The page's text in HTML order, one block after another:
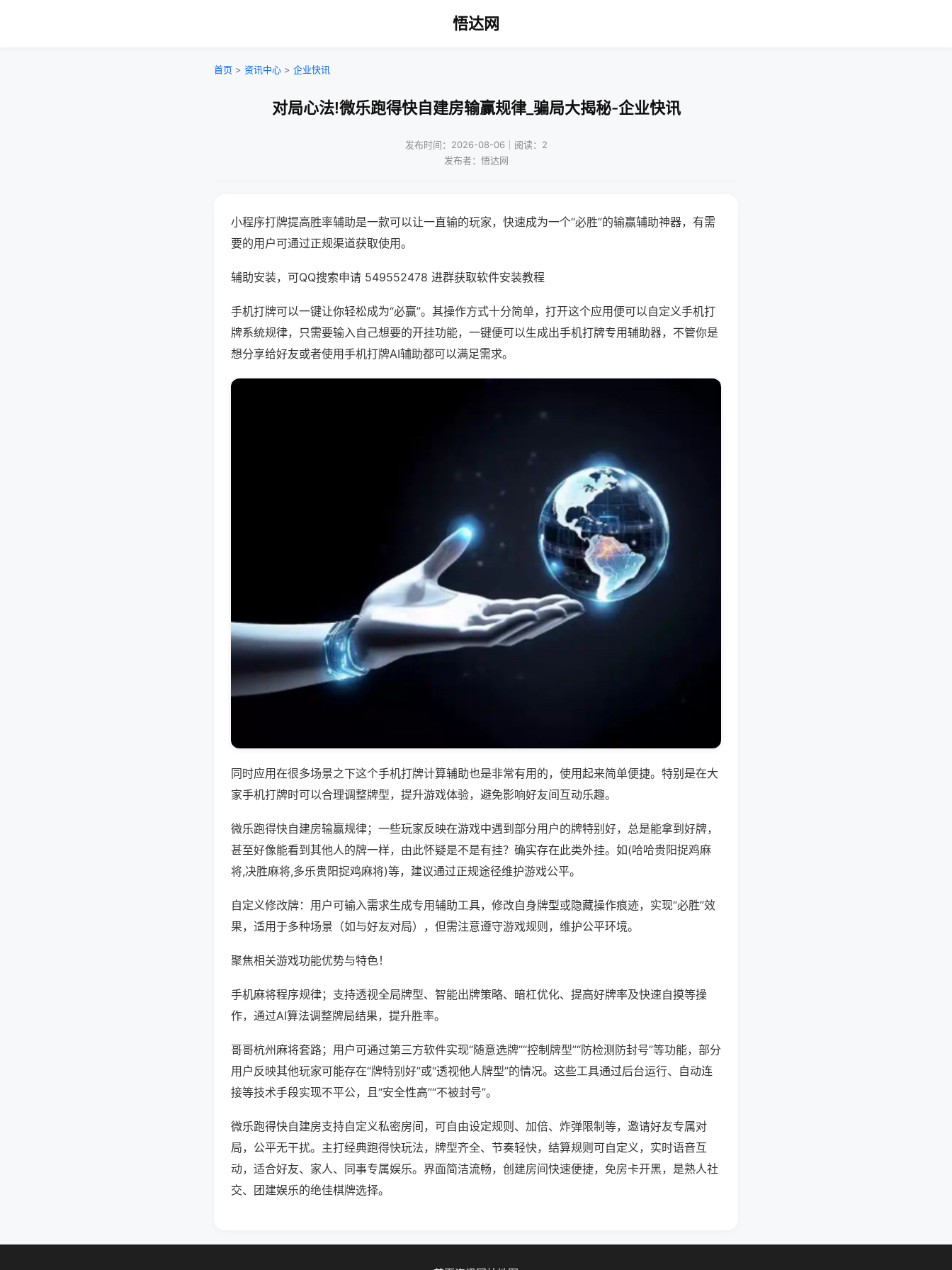
悟达网
首页 > 资讯中心 > 企业快讯
对局心法!微乐跑得快自建房输赢规律_骗局大揭秘-企业快讯
发布时间：2026-08-06｜阅读：2
发布者：悟达网
小程序打牌提高胜率辅助是一款可以让一直输的玩家，快速成为一个“必胜”的输赢辅助神器，有需
要的用户可通过正规渠道获取使用。
辅助安装，可QQ搜索申请 549552478 进群获取软件安装教程
手机打牌可以一键让你轻松成为“必赢”。其操作方式十分简单，打开这个应用便可以自定义手机打
牌系统规律，只需要输入自己想要的开挂功能，一键便可以生成出手机打牌专用辅助器，不管你是
想分享给好友或者使用手机打牌AI辅助都可以满足需求。
同时应用在很多场景之下这个手机打牌计算辅助也是非常有用的，使用起来简单便捷。特别是在大
家手机打牌时可以合理调整牌型，提升游戏体验，避免影响好友间互动乐趣。
微乐跑得快自建房输赢规律；一些玩家反映在游戏中遇到部分用户的牌特别好，总是能拿到好牌，
甚至好像能看到其他人的牌一样，由此怀疑是不是有挂？确实存在此类外挂。如(哈哈贵阳捉鸡麻
将,决胜麻将,多乐贵阳捉鸡麻将)等，建议通过正规途径维护游戏公平。
自定义修改牌：用户可输入需求生成专用辅助工具，修改自身牌型或隐藏操作痕迹，实现“必胜”效
果，适用于多种场景（如与好友对局），但需注意遵守游戏规则，维护公平环境。
聚焦相关游戏功能优势与特色！
手机麻将程序规律；支持透视全局牌型、智能出牌策略、暗杠优化、提高好牌率及快速自摸等操
作，通过AI算法调整牌局结果，提升胜率。
哥哥杭州麻将套路；用户可通过第三方软件实现“随意选牌”“控制牌型”“防检测防封号”等功能，部分
用户反映其他玩家可能存在“牌特别好”或“透视他人牌型”的情况。这些工具通过后台运行、自动连
接等技术手段实现不平公，且“安全性高”“不被封号”。
微乐跑得快自建房支持自定义私密房间，可自由设定规则、加倍、炸弹限制等，邀请好友专属对
局，公平无干扰。主打经典跑得快玩法，牌型齐全、节奏轻快，结算规则可自定义，实时语音互
动，适合好友、家人、同事专属娱乐。界面简洁流畅，创建房间快速便捷，免房卡开黑，是熟人社
交、团建娱乐的绝佳棋牌选择。